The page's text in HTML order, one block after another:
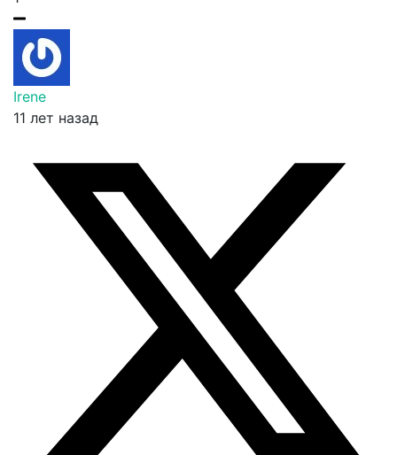
Irene
11 лет назад